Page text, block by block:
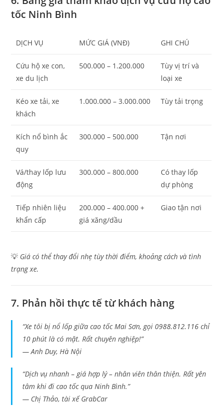
tốc Ninh Bình
DỊCH VỤ MỨC GIÁ (VNĐ) GHI CHÚ
Cứu hộ xe con,
xe du lịch
500.000 – 1.200.000
Tùy vị trí và
loại xe
Kéo xe tải, xe
khách
1.000.000 – 3.000.000 Tùy tải trọng
Kích nổ bình ắc
quy
300.000 – 500.000 Tận nơi
Vá/thay lốp lưu
động
300.000 – 800.000
Có thay lốp
dự phòng
Tiếp nhiên liệu
khẩn cấp
200.000 – 400.000 +
giá xăng/dầu
Giao tận nơi
💡 Giá có thể thay đổi nhẹ tùy thời điểm, khoảng cách và tình
trạng xe.
7. Phản hồi thực tế từ khách hàng
“Xe tôi bị nổ lốp giữa cao tốc Mai Sơn, gọi 0988.812.116 chỉ
10 phút là có mặt. Rất chuyên nghiệp!”
—Anh Duy, Hà Nội
“Dịch vụ nhanh – giá hợp lý – nhân viên thân thiện. Rất yên
tâm khi đi cao tốc qua Ninh Bình.”
— Chị Thảo, tài xế GrabCar